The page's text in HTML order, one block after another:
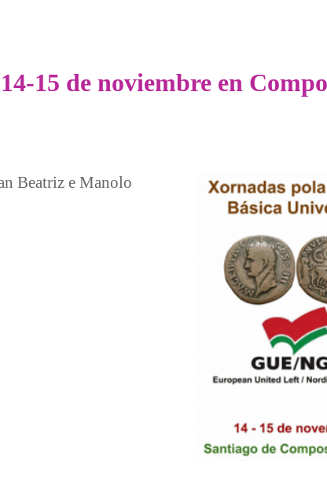
15 de noviembre en
Beatriz e Manolo
y Teo)